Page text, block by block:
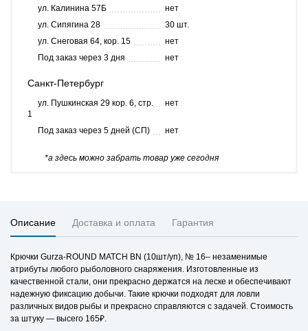
ул. Калинина 57Б
нет
ул. Сипягина 28
30 шт.
ул. Снеговая 64, кор. 15
нет
Под заказ через 3 дня
нет
Санкт-Петербург
ул. Пушкинская 29 кор. 6, стр.
1
нет
Под заказ через 5 дней (СП) нет
*а здесь можно забрать товар уже сегодня
Описание Доставка и оплата Гарантия
Крючки Gurza-ROUND MATCH BN (10шт/уп), № 16– незаменимые
атрибуты любого рыболовного снаряжения. Изготовленные из
качественной стали, они прекрасно держатся на леске и обеспечивают
надежную фиксацию добычи. Такие крючки подходят для ловли
различных видов рыбы и прекрасно справляются с задачей. Стоимость
за штуку — высего 165₽.